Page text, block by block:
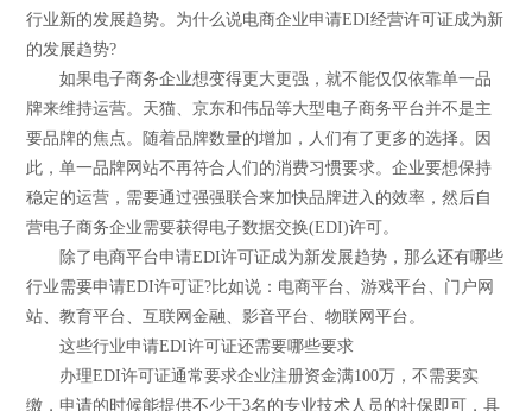
行业新的发展趋势。为什么说电商企业申请EDI经营许可证成为新
的发展趋势?
如果电子商务企业想变得更大更强，就不能仅仅依靠单一品
牌来维持运营。天猫、京东和伟品等大型电子商务平台并不是主
要品牌的焦点。随着品牌数量的增加，人们有了更多的选择。因
此，单一品牌网站不再符合人们的消费习惯要求。企业要想保持
稳定的运营，需要通过强强联合来加快品牌进入的效率，然后自
营电子商务企业需要获得电子数据交换(EDI)许可。
除了电商平台申请EDI许可证成为新发展趋势，那么还有哪些
行业需要申请EDI许可证?比如说：电商平台、游戏平台、门户网
站、教育平台、互联网金融、影音平台、物联网平台。
这些行业申请EDI许可证还需要哪些要求
办理EDI许可证通常要求企业注册资金满100万，不需要实
缴，申请的时候能提供不少于3名的专业技术人员的社保即可，具